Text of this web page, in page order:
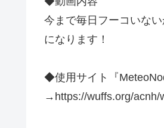
今まで毎日フーコいな
になります！
◆使用サイト『
→https://wuffs.org/acnh/